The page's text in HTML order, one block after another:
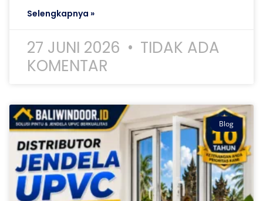
Selengkapnya »
27 JUNI 2026
TIDAK ADA
KOMENTAR
Blog